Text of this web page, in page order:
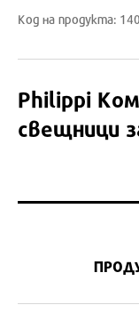
Код на продукта:
Philippi
свещници